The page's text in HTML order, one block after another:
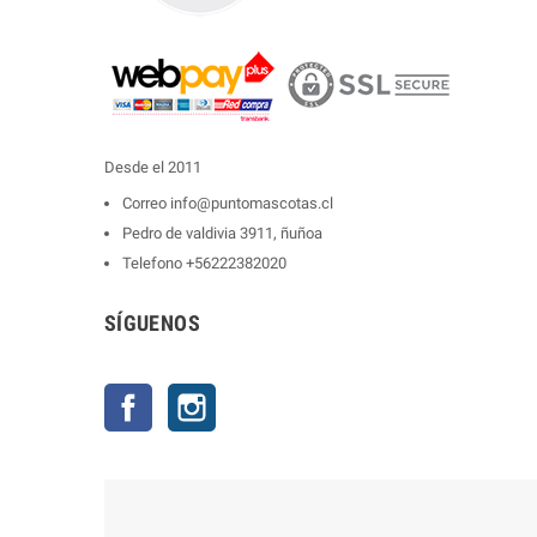
Desde el 2011
Correo info@puntomascotas.cl
Pedro de valdivia 3911, ñuñoa
Telefono +56222382020
SÍGUENOS
Facebook